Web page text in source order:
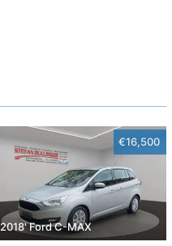
€16,500
2018' Ford C-MAX